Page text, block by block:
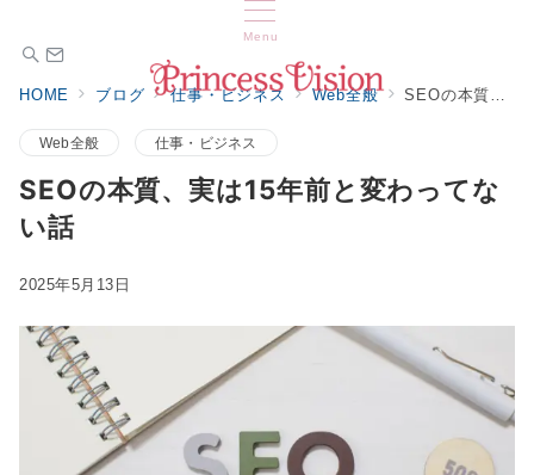
Menu
HOME ブログ 仕事・ビジネス Web全般 SEOの本質、実は15年前と変わってない話
Web全般 仕事・ビジネス
SEOの本質、実は15年前と変わってな
い話
2025年5月13日